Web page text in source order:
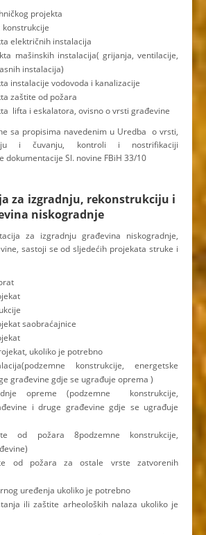
projekta
električnih instalacija
mašinskih instalacija( grijanja, ventilacije,
instalacija)
instalacije vodovoda i kanalizacije
zaštite od požara
lifta i eskalatora, ovisno o vrsti građevine
sa propisima navedenim u Uredba o vrsti,
i čuvanju, kontroli i nostrifikaciji
dokumentacije Sl. novine FBiH 33/10
za izgradnju, rekonstrukciju i
niskogradnje
za izgradnju građevina niskogradnje,
sastoji se od sljedećih projekata struke i
saobraćajnice
ukoliko je potrebno
konstrukcije, energetske
građevine gdje se ugrađuje oprema )
opreme (podzemne konstrukcije,
i druge građevine gdje se ugrađuje
od požara 8podzemne konstrukcije,
od požara za ostale vrste zatvorenih
uređenja ukoliko je potrebno
ili zaštite arheoloških nalaza ukoliko je